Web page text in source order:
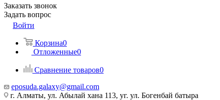
Заказать звонок
Задать вопрос
Войти
Корзина0
Отложенные0
Сравнение товаров0
eposuda.galaxy@gmail.com
г. Алматы, ул. Абылай хана 113, уг. ул. Богенбай батыра